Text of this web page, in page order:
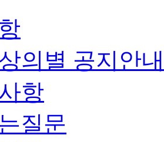
의별 공지안내
항
질문